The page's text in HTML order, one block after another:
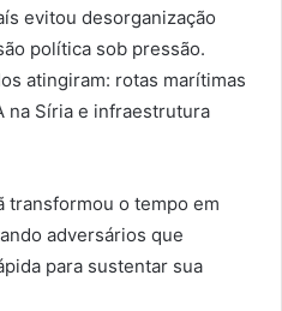
evitou desorganização
política sob pressão.
atingiram: rotas marítimas
na Síria e infraestrutura
transformou o tempo em
adversários que
para sustentar sua